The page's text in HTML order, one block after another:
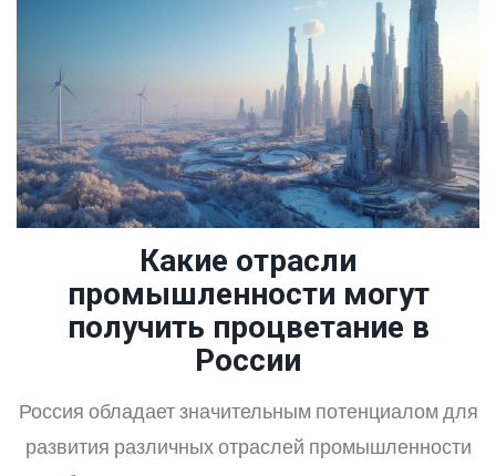
между ними помогает выбрать правильные
инструменты и методы для эффективного
проектирования.
Какие отрасли
промышленности могут
получить процветание в
России
Россия обладает значительным потенциалом для
развития различных отраслей промышленности